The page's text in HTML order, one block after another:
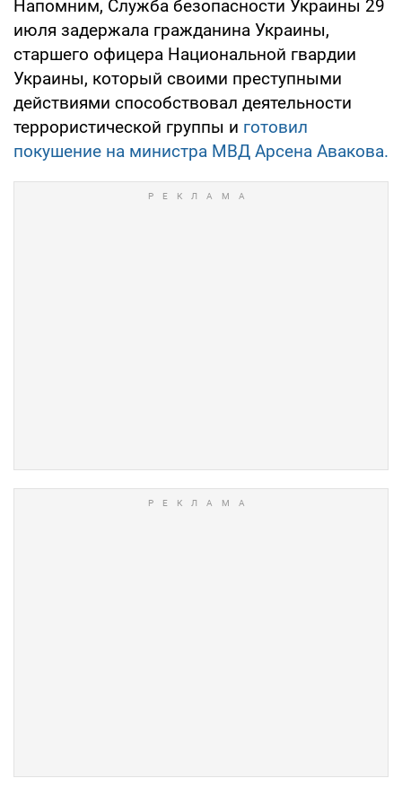
Напомним, Служба безопасности Украины 29
июля задержала гражданина Украины,
старшего офицера Национальной гвардии
Украины, который своими преступными
действиями способствовал деятельности
террористической группы и готовил
покушение на министра МВД Арсена Авакова.